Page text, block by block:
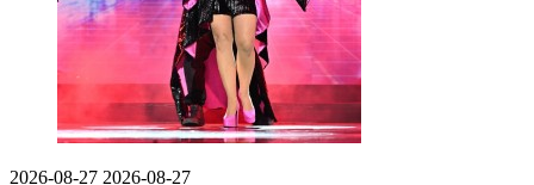
2026-08-27 2026-08-27